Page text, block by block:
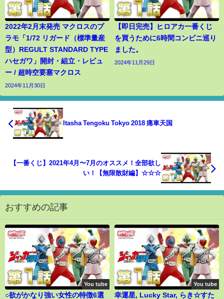
2022年2月末発売 マクロスのプ
ラモ「1/72 リガード（標準量産
型）REGULT STANDARD TYPE
ハセガワ」開封・組立・レビュ
ー / 超時空要塞マクロス
2024年11月30日
【即日完売】ヒロアカ一番くじ
を買うために6時間コンビニ巡り
ました。
2024年11月29日
Itasha Tengoku Tokyo 2018 痛車天国
【一番くじ】2021年4月〜7月のオススメ！全部欲し
い！【無限散財編】☆☆☆
おすすめの記事
You tube
○欲がかなり強い女性の特徴6選
You tube
幸運星, Lucky Star, らき☆すた